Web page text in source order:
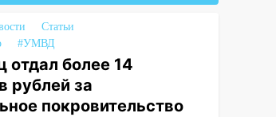
Статьи
#УМВД
отдал более 14
рублей за
покровительство